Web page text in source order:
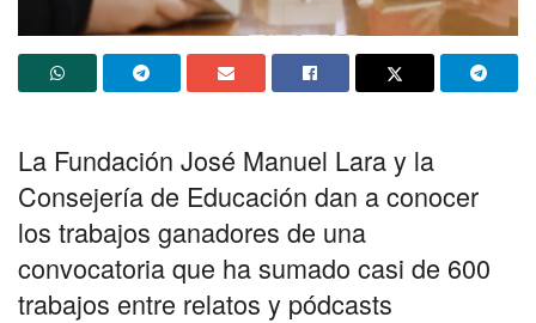
La Fundación José Manuel Lara y la
Consejería de Educación dan a conocer
los trabajos ganadores de una
convocatoria que ha sumado casi de 600
trabajos entre relatos y pódcasts